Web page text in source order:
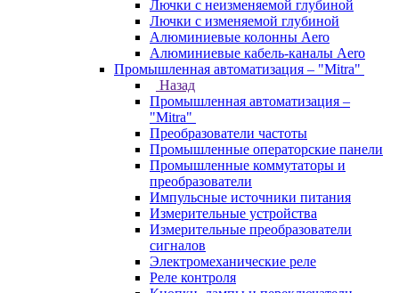
Лючки с неизменяемой глубиной
Лючки с изменяемой глубиной
Алюминиевые колонны Aero
Алюминиевые кабель-каналы Aero
Промышленная автоматизация – "Mitra"
Назад
Промышленная автоматизация –
"Mitra"
Преобразователи частоты
Промышленные операторские панели
Промышленные коммутаторы и
преобразователи
Импульсные источники питания
Измерительные устройства
Измерительные преобразователи
сигналов
Электромеханические реле
Реле контроля